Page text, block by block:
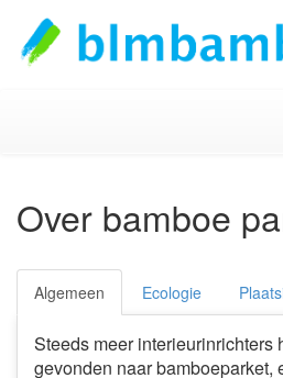
Over bamboe
Algemeen Ecologie
Steeds meer interieurinrichters
gevonden naar bamboeparket,